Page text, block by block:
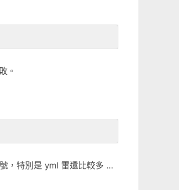
。
，特別是 yml 雷還比較多 …